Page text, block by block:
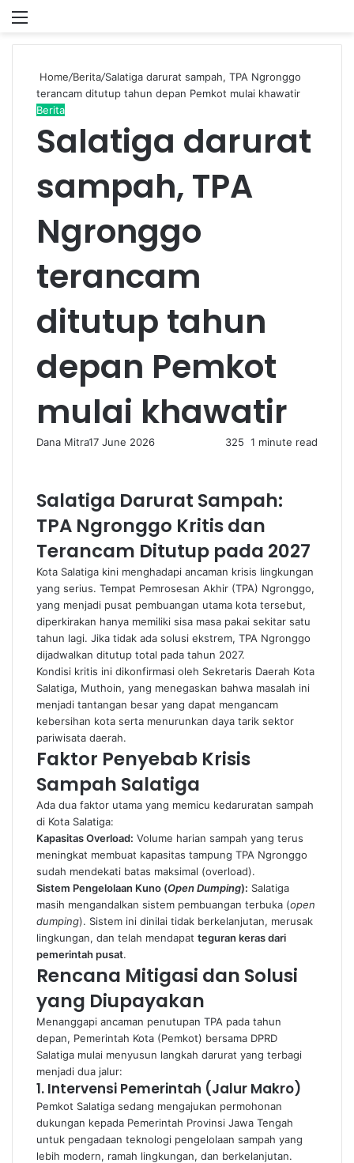
Menu
Home/Berita/Salatiga darurat sampah, TPA Ngronggo
terancam ditutup tahun depan Pemkot mulai khawatir
Berita
Salatiga darurat
sampah, TPA
Ngronggo
terancam
ditutup tahun
depan Pemkot
mulai khawatir
Dana Mitra17 June 2026 325 1 minute read
Salatiga Darurat Sampah:
TPA Ngronggo Kritis dan
Terancam Ditutup pada 2027
Kota Salatiga kini menghadapi ancaman krisis lingkungan
yang serius. Tempat Pemrosesan Akhir (TPA) Ngronggo,
yang menjadi pusat pembuangan utama kota tersebut,
diperkirakan hanya memiliki sisa masa pakai sekitar satu
tahun lagi. Jika tidak ada solusi ekstrem, TPA Ngronggo
dijadwalkan ditutup total pada tahun 2027.
Kondisi kritis ini dikonfirmasi oleh Sekretaris Daerah Kota
Salatiga, Muthoin, yang menegaskan bahwa masalah ini
menjadi tantangan besar yang dapat mengancam
kebersihan kota serta menurunkan daya tarik sektor
pariwisata daerah.
Faktor Penyebab Krisis
Sampah Salatiga
Ada dua faktor utama yang memicu kedaruratan sampah
di Kota Salatiga:
Kapasitas Overload: Volume harian sampah yang terus
meningkat membuat kapasitas tampung TPA Ngronggo
sudah mendekati batas maksimal (overload).
Sistem Pengelolaan Kuno (Open Dumping): Salatiga
masih mengandalkan sistem pembuangan terbuka (open
dumping). Sistem ini dinilai tidak berkelanjutan, merusak
lingkungan, dan telah mendapat teguran keras dari
pemerintah pusat.
Rencana Mitigasi dan Solusi
yang Diupayakan
Menanggapi ancaman penutupan TPA pada tahun
depan, Pemerintah Kota (Pemkot) bersama DPRD
Salatiga mulai menyusun langkah darurat yang terbagi
menjadi dua jalur:
1. Intervensi Pemerintah (Jalur Makro)
Pemkot Salatiga sedang mengajukan permohonan
dukungan kepada Pemerintah Provinsi Jawa Tengah
untuk pengadaan teknologi pengelolaan sampah yang
lebih modern, ramah lingkungan, dan berkelanjutan.